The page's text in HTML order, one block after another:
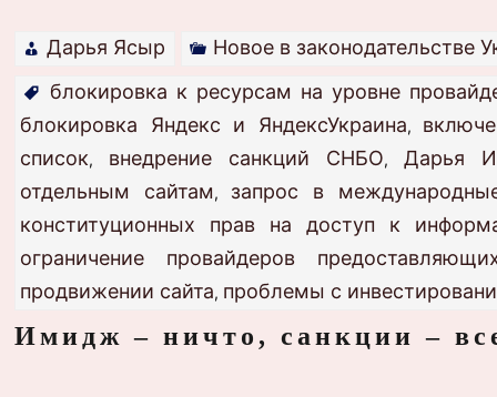
Дарья Ясыр
Новое в законодательстве
блокировка к ресурсам на уровне
блокировка Яндекс и ЯндексУкраина,
список, внедрение санкций СНБО, Дарья
отдельным сайтам, запрос в
конституционных прав на доступ к
ограничение провайдеров
продвижении сайта, проблемы с
Имидж – ничто, санкции –